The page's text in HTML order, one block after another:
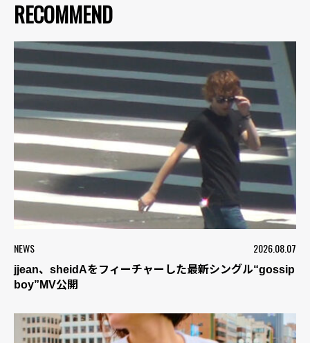
RECOMMEND
NEWS 2026.08.07
jjean、sheidAをフィーチャーした最新シングル“gossip
boy”MV公開